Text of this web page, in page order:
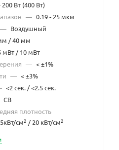
Вт (400 Вт)
— 0.19 - 25 мкм
— Воздушный
/ 40 мм
мВт / 10 мВт
— < ±1%
— < ±3%
<2 сек. / <2.5 сек.
CB
плотность
см2 / 20 кВт/см2